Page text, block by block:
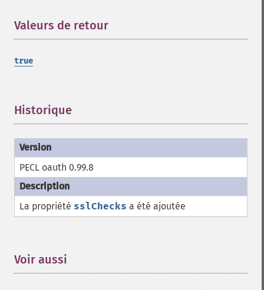
Valeurs de retour
true
Historique
PECL oauth 0.99.8
La propriété sslChecks a été ajoutée
Voir aussi